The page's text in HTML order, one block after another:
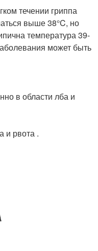
течении гриппа
выше 38°C, но
температура 39-
может быть
в области лба и
и рвота .